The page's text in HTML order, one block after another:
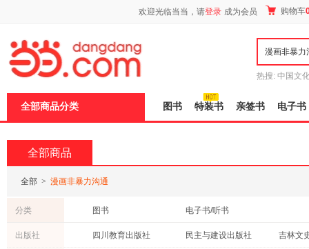
欢迎光临当当，请登录 成为会员 购物车
热搜: 中国文
全部商品分类 图书 特装书 亲签书 电子书
全部商品
全部 > 漫画非暴力沟通
分类 图书 电子书/听书
出版社 四川教育出版社 民主与建设出版社
吉林文
页
加